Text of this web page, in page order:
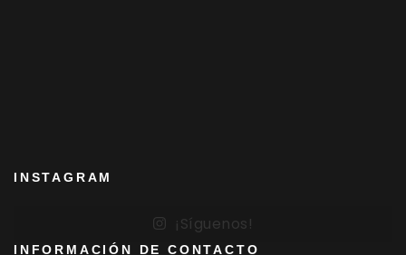
INSTAGRAM
¡Síguenos!
INFORMACIÓN DE CONTACTO